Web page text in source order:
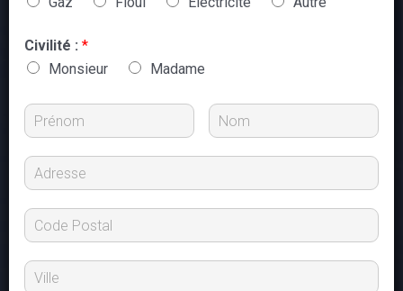
Civilité : *
Monsieur
Madame